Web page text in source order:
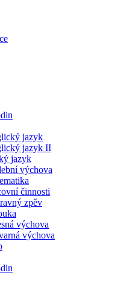
jazyk
jazyk II
jazyk
výchova
činnosti
zpěv
výchova
výchova